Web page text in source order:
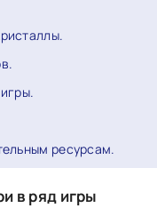
ресурсам.
в ряд игры